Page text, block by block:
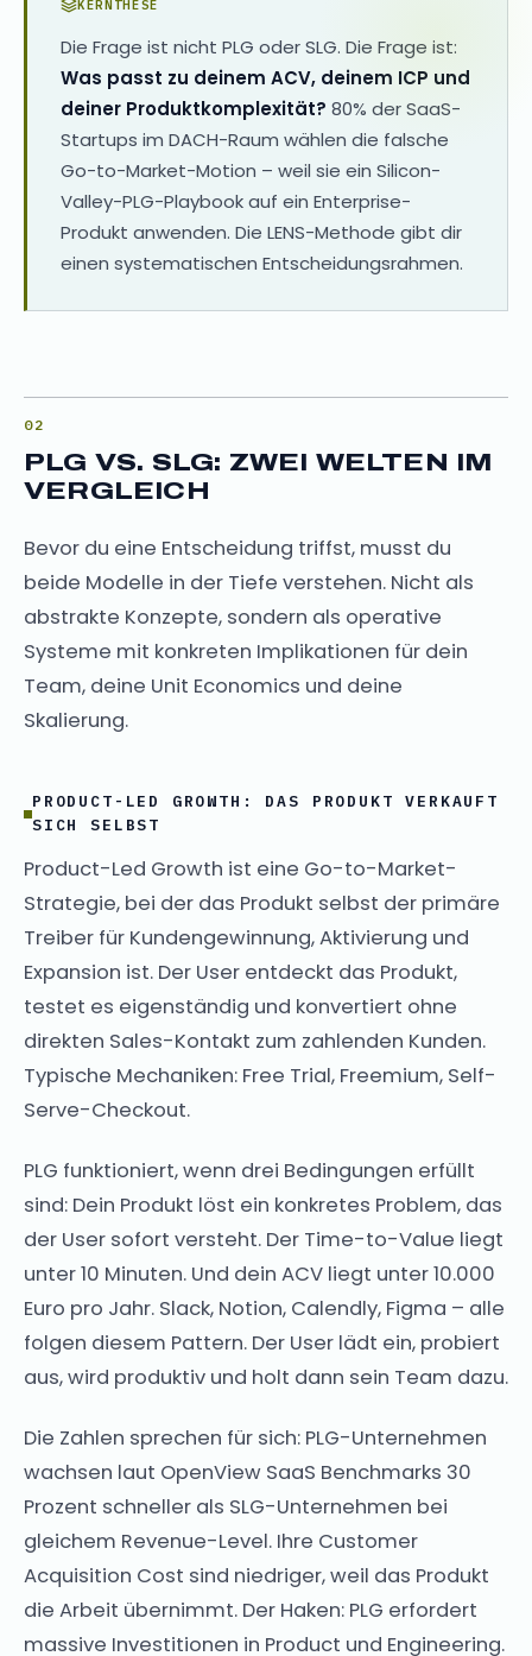
KERNTHESE
Die Frage ist nicht PLG oder SLG. Die Frage ist:
Was passt zu deinem ACV, deinem ICP und
deiner Produktkomplexität? 80% der SaaS-
Startups im DACH-Raum wählen die falsche
Go-to-Market-Motion – weil sie ein Silicon-
Valley-PLG-Playbook auf ein Enterprise-
Produkt anwenden. Die LENS-Methode gibt dir
einen systematischen Entscheidungsrahmen.
PLG VS. SLG: ZWEI WELTEN IM
VERGLEICH
Bevor du eine Entscheidung triffst, musst du
beide Modelle in der Tiefe verstehen. Nicht als
abstrakte Konzepte, sondern als operative
Systeme mit konkreten Implikationen für dein
Team, deine Unit Economics und deine
Skalierung.
PRODUCT-LED GROWTH: DAS PRODUKT VERKAUFT
SICH SELBST
Product-Led Growth ist eine Go-to-Market-
Strategie, bei der das Produkt selbst der primäre
Treiber für Kundengewinnung, Aktivierung und
Expansion ist. Der User entdeckt das Produkt,
testet es eigenständig und konvertiert ohne
direkten Sales-Kontakt zum zahlenden Kunden.
Typische Mechaniken: Free Trial, Freemium, Self-
Serve-Checkout.
PLG funktioniert, wenn drei Bedingungen erfüllt
sind: Dein Produkt löst ein konkretes Problem, das
der User sofort versteht. Der Time-to-Value liegt
unter 10 Minuten. Und dein ACV liegt unter 10.000
Euro pro Jahr. Slack, Notion, Calendly, Figma – alle
folgen diesem Pattern. Der User lädt ein, probiert
aus, wird produktiv und holt dann sein Team dazu.
Die Zahlen sprechen für sich: PLG-Unternehmen
wachsen laut OpenView SaaS Benchmarks 30
Prozent schneller als SLG-Unternehmen bei
gleichem Revenue-Level. Ihre Customer
Acquisition Cost sind niedriger, weil das Produkt
die Arbeit übernimmt. Der Haken: PLG erfordert
massive Investitionen in Product und Engineering.